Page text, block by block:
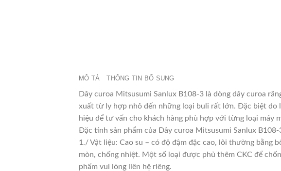
MÔ TẢ THÔNG TIN BỔ SUNG
Dây curoa Mitsusumi Sanlux B108-3 là dòng dây curoa
xuất từ ly hợp nhỏ đến những loại buli rất lớn. Đặc biệt do
hiệu để tư vấn cho khách hàng phù hợp với từng loại máy
Đặc tính sản phẩm của Dây curoa Mitsusumi Sanlux
1./ Vật liệu: Cao su – có độ đậm đặc cao, lõi thường bằng
mòn, chống nhiệt. Một số loại được phủ thêm CKC để
phẩm vui lòng liên hệ riêng.